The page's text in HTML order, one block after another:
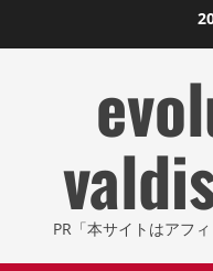
ン
PR「本サイトはアフ